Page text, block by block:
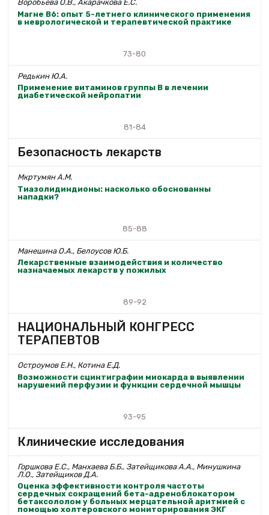
Воробьева О.В., Акарачкова Е.С.
Магне В6: опыт 5-летнего клинического применения
в неврологической и терапевтической практике
73-80
Редькин Ю.А.
Применение витаминов группы В в лечении
диабетической нейропатии
81-84
Безопасность лекарств
Мкртумян А.М.
Тиазолидиндионы: насколько обоснованны
нападки?
85-88
Манешина О.А., Белоусов Ю.Б.
Лекарственные взаимодействия и количество
назначаемых лекарств у пожилых
89-92
НАЦИОНАЛЬНЫЙ КОНГРЕСС
ТЕРАПЕВТОВ
Остроумов Е.Н., Котина Е.Д.
Возможности сцинтиграфии миокарда в выявлении
нарушений перфузии и функции сердечной мышцы
93-95
Клинические исследования
Горшкова Е.С., Манхаева Б.Б., Затейщикова А.А., Минушкина
Л.О., Затейщиков Д.А.
Оценка эффективности контроля частоты
сердечных сокращений бета-адреноблокатором
бетаксололом у больных мерцательной аритмией с
помощью холтеровского мониторирования ЭКГ